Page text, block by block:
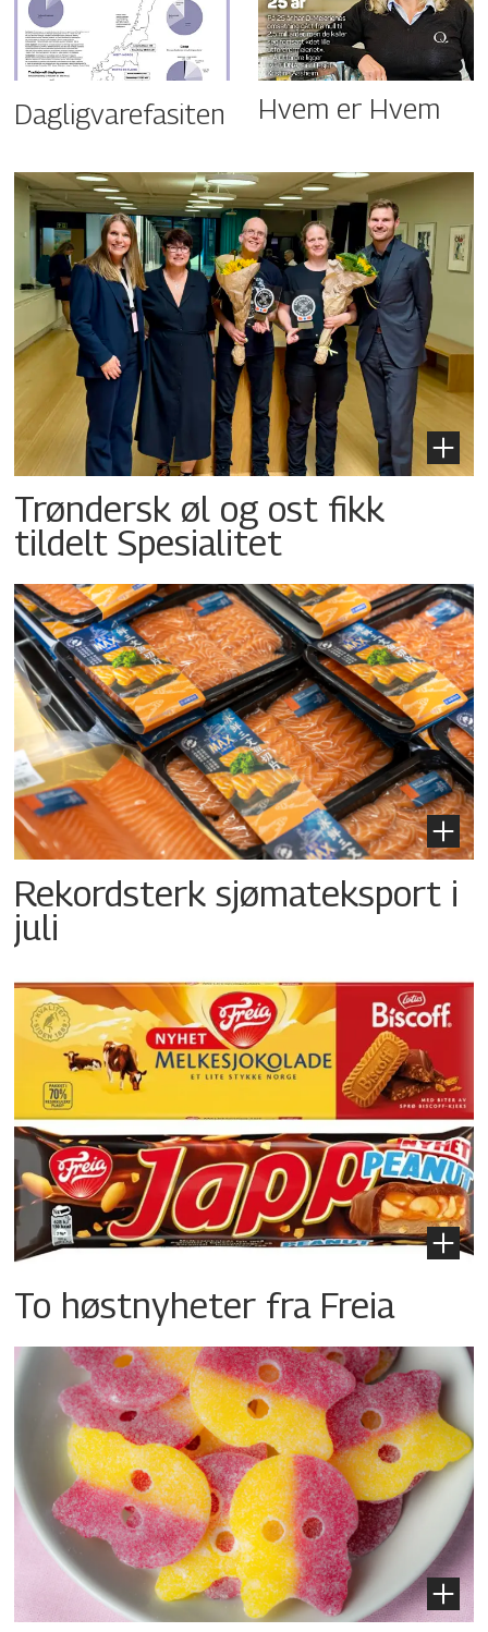
Dagligvarefasiten Hvem er Hvem
Trøndersk øl og ost fikk
tildelt Spesialitet
Rekordsterk sjømateksport i
juli
To høstnyheter fra Freia